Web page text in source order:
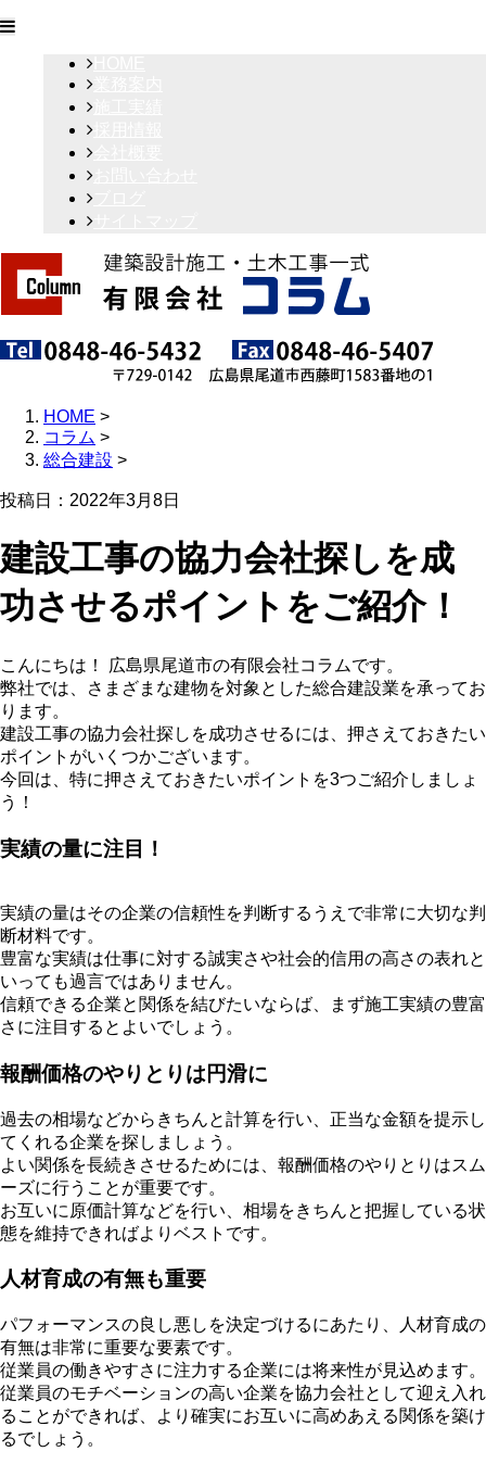
HOME >
コラム >
総合建設 >
投稿日：2022年3月8日
建設工事の協力会社探しを成
功させるポイントをご紹介！
こんにちは！ 広島県尾道市の有限会社コラムです。
弊社では、さまざまな建物を対象とした総合建設業を承ってお
ります。
建設工事の協力会社探しを成功させるには、押さえておきたい
ポイントがいくつかございます。
今回は、特に押さえておきたいポイントを3つご紹介しましょ
う！
実績の量に注目！
実績の量はその企業の信頼性を判断するうえで非常に大切な判
断材料です。
豊富な実績は仕事に対する誠実さや社会的信用の高さの表れと
いっても過言ではありません。
信頼できる企業と関係を結びたいならば、まず施工実績の豊富
さに注目するとよいでしょう。
報酬価格のやりとりは円滑に
過去の相場などからきちんと計算を行い、正当な金額を提示し
てくれる企業を探しましょう。
よい関係を長続きさせるためには、報酬価格のやりとりはスム
ーズに行うことが重要です。
お互いに原価計算などを行い、相場をきちんと把握している状
態を維持できればよりベストです。
人材育成の有無も重要
パフォーマンスの良し悪しを決定づけるにあたり、人材育成の
有無は非常に重要な要素です。
従業員の働きやすさに注力する企業には将来性が見込めます。
従業員のモチベーションの高い企業を協力会社として迎え入れ
ることができれば、より確実にお互いに高めあえる関係を築け
るでしょう。